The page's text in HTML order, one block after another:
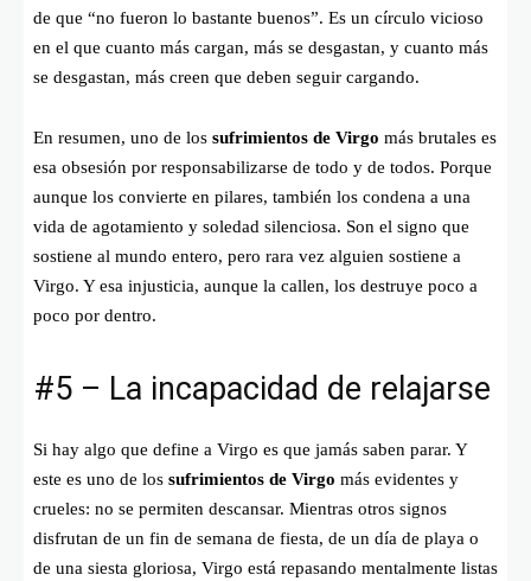
de que “no fueron lo bastante buenos”. Es un círculo vicioso
en el que cuanto más cargan, más se desgastan, y cuanto más
se desgastan, más creen que deben seguir cargando.
En resumen, uno de los sufrimientos de Virgo más brutales es
esa obsesión por responsabilizarse de todo y de todos. Porque
aunque los convierte en pilares, también los condena a una
vida de agotamiento y soledad silenciosa. Son el signo que
sostiene al mundo entero, pero rara vez alguien sostiene a
Virgo. Y esa injusticia, aunque la callen, los destruye poco a
poco por dentro.
#5 – La incapacidad de relajarse
Si hay algo que define a Virgo es que jamás saben parar. Y
este es uno de los sufrimientos de Virgo más evidentes y
crueles: no se permiten descansar. Mientras otros signos
disfrutan de un fin de semana de fiesta, de un día de playa o
de una siesta gloriosa, Virgo está repasando mentalmente listas